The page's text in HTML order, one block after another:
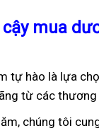
mua
tự hào là lựa
từ các
chúng tôi